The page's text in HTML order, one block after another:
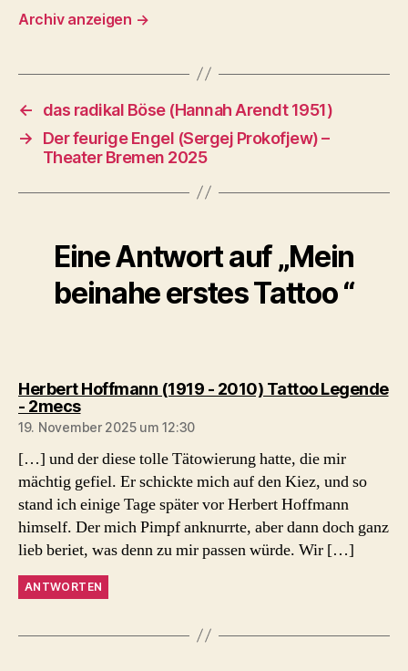
Archiv anzeigen →
←
das radikal Böse (Hannah Arendt 1951)
→
Der feurige Engel (Sergej Prokofjew) –
Theater Bremen 2025
Eine Antwort auf „Mein
beinahe erstes Tattoo “
Herbert Hoffmann (1919 - 2010) Tattoo Legende
- 2mecssagt:
19. November 2025 um 12:30
[…] und der diese tolle Tätowierung hatte, die mir
mächtig gefiel. Er schickte mich auf den Kiez, und so
stand ich einige Tage später vor Herbert Hoffmann
himself. Der mich Pimpf anknurrte, aber dann doch ganz
lieb beriet, was denn zu mir passen würde. Wir […]
ANTWORTEN